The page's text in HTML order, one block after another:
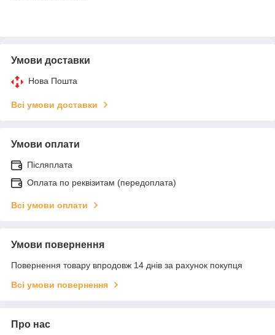
Умови доставки
Нова Пошта
Всі умови доставки
Умови оплати
Післяплата
Оплата по реквізитам (передоплата)
Всі умови оплати
Умови повернення
Повернення товару впродовж 14 днів за рахунок покупця
Всі умови повернення
Про нас